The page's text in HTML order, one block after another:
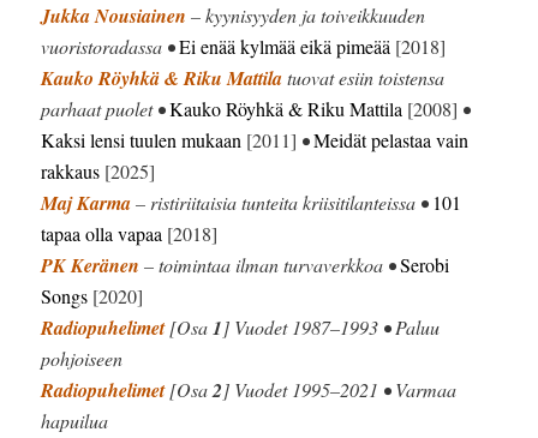
Jukka Nousiainen – kyynisyyden ja toiveikkuuden
vuoristoradassa •Ei enää kylmää eikä pimeää [2018]
Kauko Röyhkä & Riku Mattilatuovat esiin toistensa
parhaat puolet •Kauko Röyhkä & Riku Mattila [2008] •
Kaksi lensi tuulen mukaan [2011] •Meidät pelastaa vain
rakkaus [2025]
Maj Karma– ristiriitaisia tunteita kriisitilanteissa • 101
tapaa olla vapaa [2018]
PK Keränen – toimintaa ilman turvaverkkoa •Serobi
Songs [2020]
Radiopuhelimet[Osa1] Vuodet 1987–1993 • Paluu
pohjoiseen
Radiopuhelimet[Osa2] Vuodet 1995–2021 • Varmaa
hapuilua